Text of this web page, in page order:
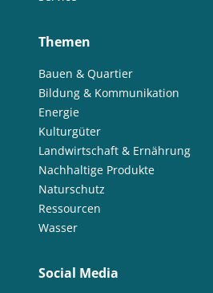
Themen
Bauen & Quartier
Bildung & Kommunikation
Energie
Kulturgüter
Landwirtschaft & Ernährung
Nachhaltige Produkte
Naturschutz
Ressourcen
Wasser
Social Media